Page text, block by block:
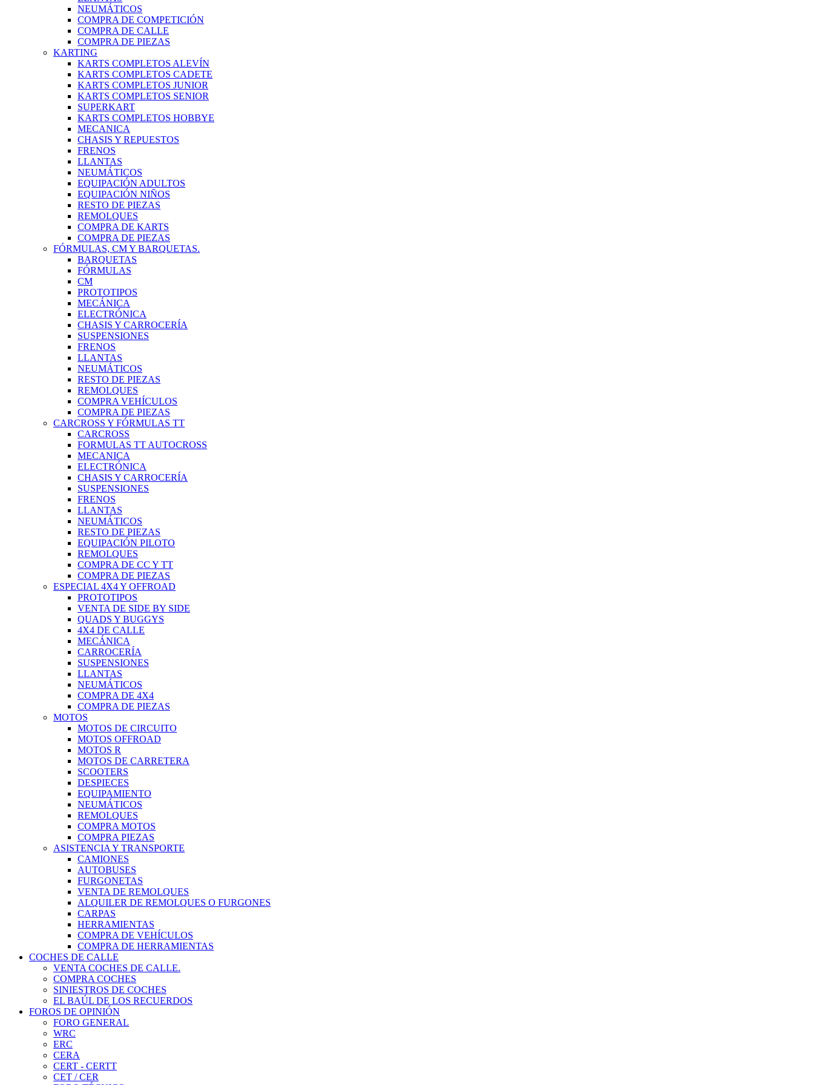
NEUMÁTICOS
COMPRA DE COMPETICIÓN
COMPRA DE CALLE
COMPRA DE PIEZAS
KARTING
KARTS COMPLETOS ALEVÍN
KARTS COMPLETOS CADETE
KARTS COMPLETOS JUNIOR
KARTS COMPLETOS SENIOR
SUPERKART
KARTS COMPLETOS HOBBYE
MECANICA
CHASIS Y REPUESTOS
FRENOS
LLANTAS
NEUMÁTICOS
EQUIPACIÓN ADULTOS
EQUIPACIÓN NIÑOS
RESTO DE PIEZAS
REMOLQUES
COMPRA DE KARTS
COMPRA DE PIEZAS
FÓRMULAS, CM Y BARQUETAS.
BARQUETAS
FÓRMULAS
CM
PROTOTIPOS
MECÁNICA
ELECTRÓNICA
CHASIS Y CARROCERÍA
SUSPENSIONES
FRENOS
LLANTAS
NEUMÁTICOS
RESTO DE PIEZAS
REMOLQUES
COMPRA VEHÍCULOS
COMPRA DE PIEZAS
CARCROSS Y FÓRMULAS TT
CARCROSS
FORMULAS TT AUTOCROSS
MECANICA
ELECTRÓNICA
CHASIS Y CARROCERÍA
SUSPENSIONES
FRENOS
LLANTAS
NEUMÁTICOS
RESTO DE PIEZAS
EQUIPACIÓN PILOTO
REMOLQUES
COMPRA DE CC Y TT
COMPRA DE PIEZAS
ESPECIAL 4X4 Y OFFROAD
PROTOTIPOS
VENTA DE SIDE BY SIDE
QUADS Y BUGGYS
4X4 DE CALLE
MECÁNICA
CARROCERÍA
SUSPENSIONES
LLANTAS
NEUMÁTICOS
COMPRA DE 4X4
COMPRA DE PIEZAS
MOTOS
MOTOS DE CIRCUITO
MOTOS OFFROAD
MOTOS R
MOTOS DE CARRETERA
SCOOTERS
DESPIECES
EQUIPAMIENTO
NEUMÁTICOS
REMOLQUES
COMPRA MOTOS
COMPRA PIEZAS
ASISTENCIA Y TRANSPORTE
CAMIONES
AUTOBUSES
FURGONETAS
VENTA DE REMOLQUES
ALQUILER DE REMOLQUES O FURGONES
CARPAS
HERRAMIENTAS
COMPRA DE VEHÍCULOS
COMPRA DE HERRAMIENTAS
COCHES DE CALLE
VENTA COCHES DE CALLE.
COMPRA COCHES
SINIESTROS DE COCHES
EL BAÚL DE LOS RECUERDOS
FOROS DE OPINIÓN
FORO GENERAL
WRC
ERC
CERA
CERT - CERTT
CET / CER